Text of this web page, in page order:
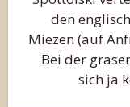
den
Miezen (auf
Bei der
sich ja